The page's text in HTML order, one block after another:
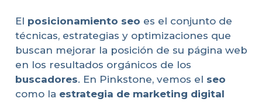
El posicionamiento seo es el conjunto de
técnicas, estrategias y optimizaciones que
buscan mejorar la posición de su página web
en los resultados orgánicos de los
buscadores. En Pinkstone, vemos el seo
como la estrategia de marketing digital